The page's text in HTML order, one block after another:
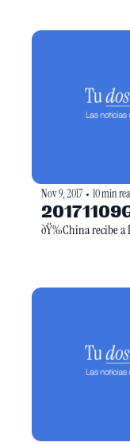
Nov 9, 2017 • 10 min
ðŸ‰China recibe a